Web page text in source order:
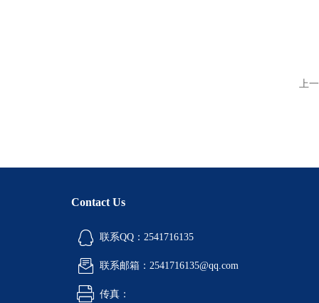
上
Contact Us
联系QQ：2541716135
联系邮箱：2541716135@qq.com
传真：